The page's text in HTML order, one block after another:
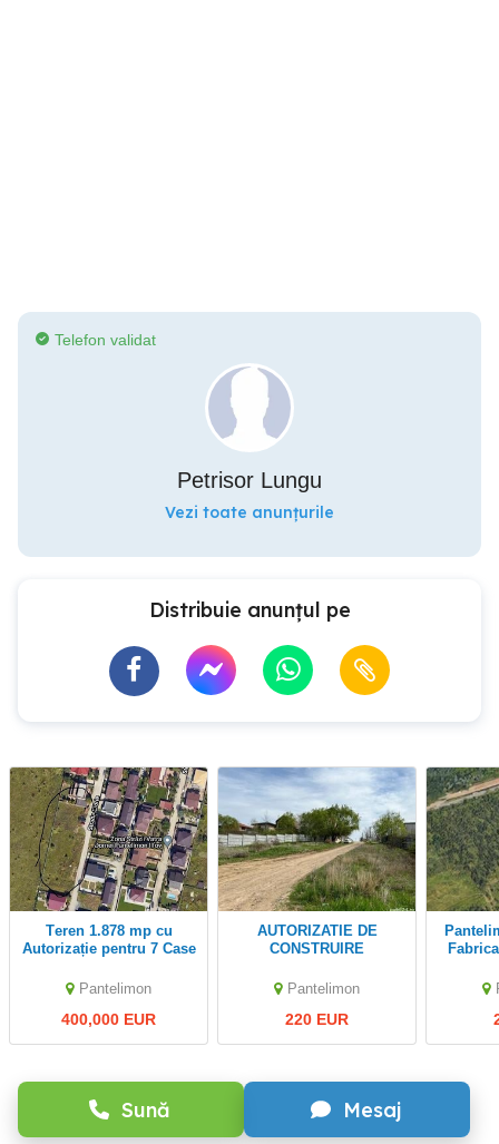
Sună Mesaj
Telefon validat
Petrisor Lungu
Vezi toate anunțurile
Distribuie anunțul pe
Teren 1.878 mp cu
Autorizație pentru 7 Case
Eforie | Utilități | Lângă
Pantelimon
400,000 EUR
AUTORIZATIE DE
CONSTRUIRE
Sinaia, teren 24.750 mp,
6m
Pantelimon
220 EUR
Pantelimon oras - v.a.v.